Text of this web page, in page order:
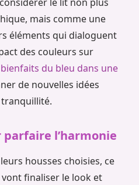
le lit non plus
mais comme une
éléments qui dialoguent
des couleurs sur
bienfaits du bleu dans une
de nouvelles idées
l’harmonie
housses choisies, ce
finaliser le look et